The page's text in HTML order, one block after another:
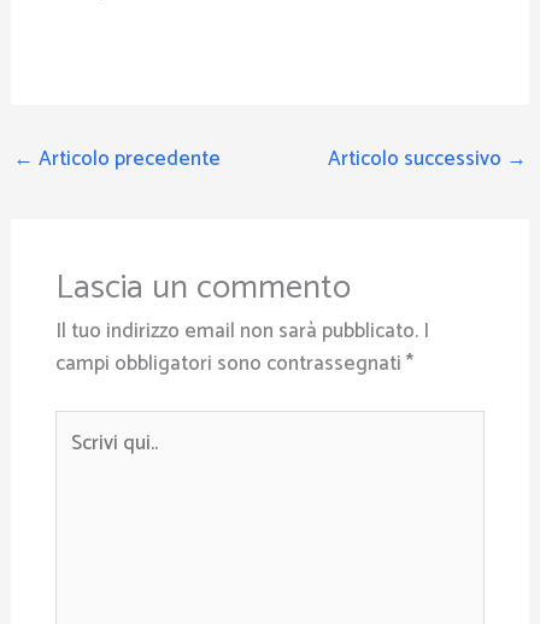
← Articolo precedente Articolo successivo →
Lascia un commento
Il tuo indirizzo email non sarà pubblicato. I
campi obbligatori sono contrassegnati*
qui..